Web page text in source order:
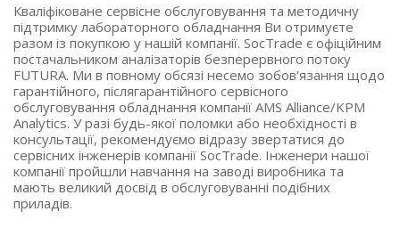
Кваліфіковане сервісне обслуговування та методичну
підтримку лабораторного обладнання Ви отримуєте
разом із покупкою у нашій компанії. SocTrade є офіційним
постачальником аналізаторів безперервного потоку
FUTURA. Ми в повному обсязі несемо зобов'язання щодо
гарантійного, післягарантійного сервісного
обслуговування обладнання компанії AMS Alliance/KPM
Analytics. У разі будь-якої поломки або необхідності в
консультації, рекомендуємо відразу звертатися до
сервісних інженерів компанії SocTrade. Інженери нашої
компанії пройшли навчання на заводі виробника та
мають великий досвід в обслуговуванні подібних
приладів.